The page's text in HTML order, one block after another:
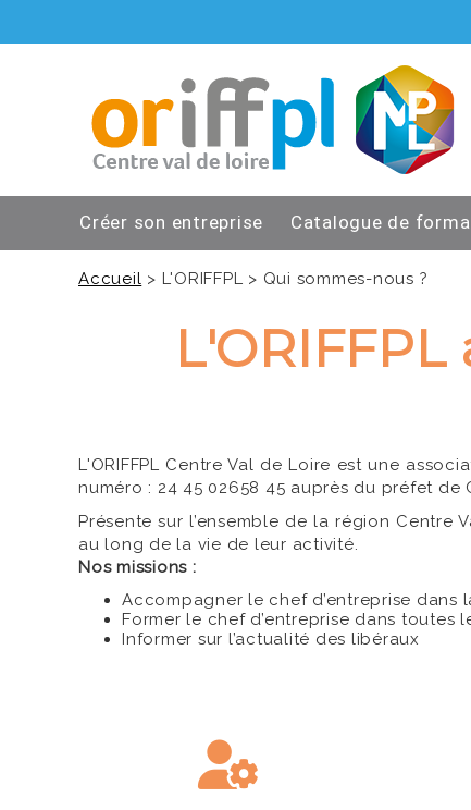
Créer son entreprise Catalogue de
Accueil > L'ORIFFPL > Qui sommes-nous ?
L'ORIFFPL Centre Val de Loire est une
numéro : 24 45 02658 45 auprès du préfet de
Présente sur l’ensemble de la région
au long de la vie de leur activité.
Nos missions :
Accompagner le chef d’entreprise dans
Former le chef d’entreprise dans toutes
Informer sur l’actualité des libéraux